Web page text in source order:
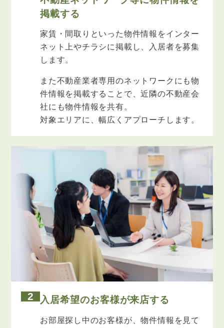
掲載する
家賃・間取りといった物件情報をインター
ネット上やチラシに掲載し、入居者を募集
します。
また不動産業者専用のネットワークにも物
件情報を掲載することで、近隣の不動産会
社にも物件情報を共有。
対象エリアに、幅広くアプローチします。
2 入居希望のお客様が来店する
お部屋探し中のお客様が、物件情報を見て